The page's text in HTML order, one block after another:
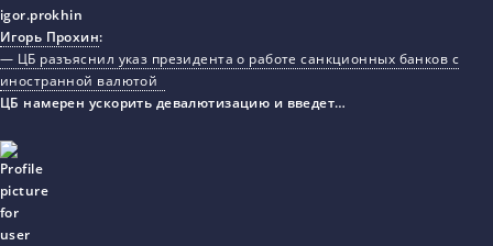
Игорь Прохин:
— ЦБ разъяснил указ президента о работе санкционных банков с
иностранной валютой
ЦБ намерен ускорить девалютизацию и введет…